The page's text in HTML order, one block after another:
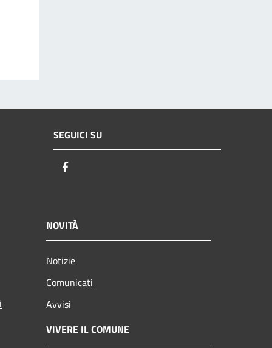
SEGUICI SU
NOVITÀ
Notizie
Comunicati
Avvisi
VIVERE IL COMUNE